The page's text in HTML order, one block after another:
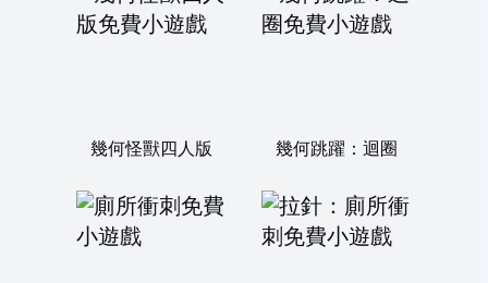
幾何怪獸四人版 幾何跳躍：迴圈